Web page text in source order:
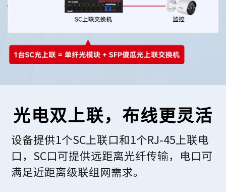
光电双上联，布线更灵活
设备提供1个SC上联口和1个RJ-45上联电
口，SC口可提供远距离光纤传输，电口可
满足近距离级联组网需求。